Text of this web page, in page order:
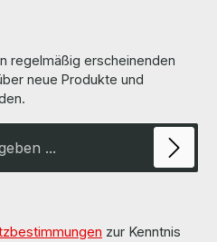
regelmäßig erscheinenden
neue Produkte und
zur Kenntnis